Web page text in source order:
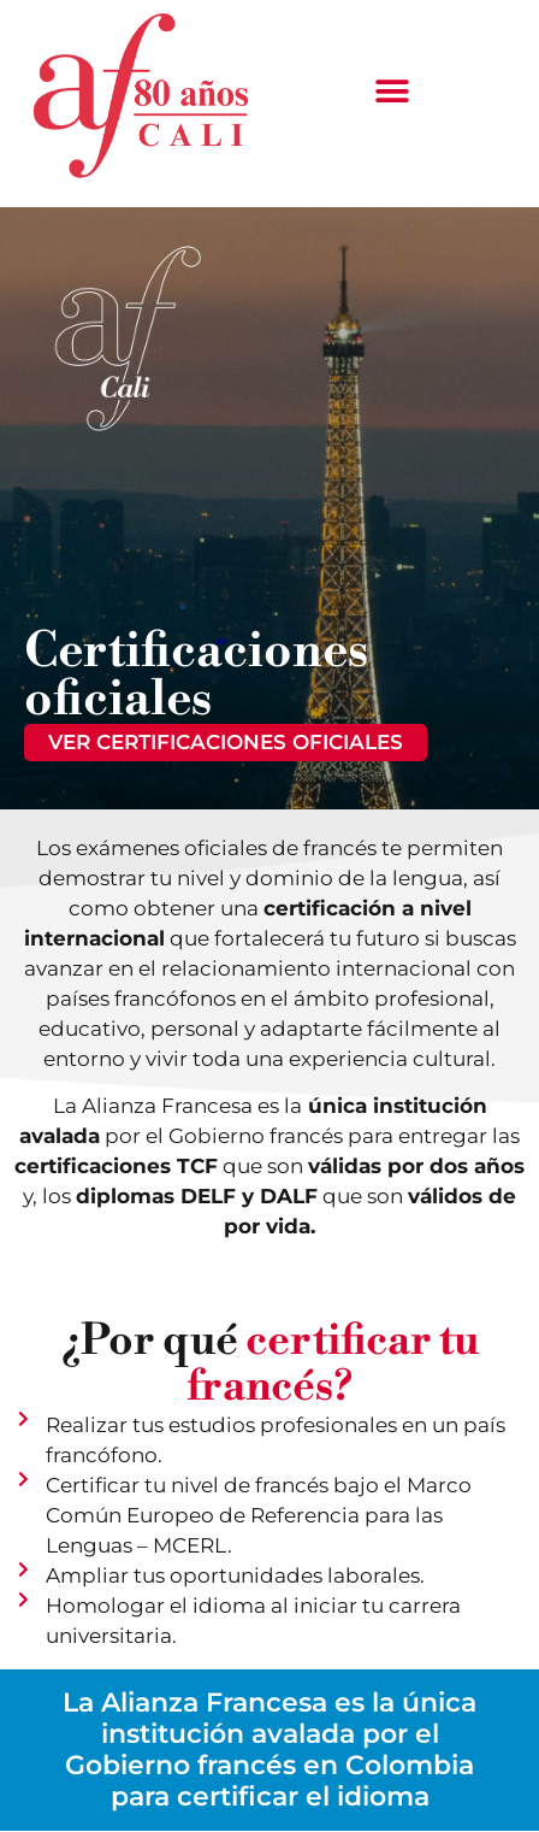
Certificaciones
oficiales
VER CERTIFICACIONES OFICIALES
Los exámenes oficiales de francés te permiten
demostrar tu nivel y dominio de la lengua, así
como obtener una certificación a nivel
internacional que fortalecerá tu futuro si buscas
avanzar en el relacionamiento internacional con
países francófonos en el ámbito profesional,
educativo, personal y adaptarte fácilmente al
entorno y vivir toda una experiencia cultural.
La Alianza Francesa es la única institución
avalada por el Gobierno francés para entregar las
certificaciones TCF que son válidas por dos años
y, los diplomas DELF y DALF que son válidos de
por vida.
¿Por quécertificar tu
francés?
Realizar tus estudios profesionales en un país
francófono.
Certificar tu nivel de francés bajo el Marco
Común Europeo de Referencia para las
Lenguas – MCERL.
Ampliar tus oportunidades laborales.
Homologar el idioma al iniciar tu carrera
universitaria.
La Alianza Francesa es la única
institución avalada por el
Gobierno francés en Colombia
para certificar el idioma